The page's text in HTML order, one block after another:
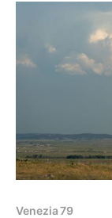
Venezia 79